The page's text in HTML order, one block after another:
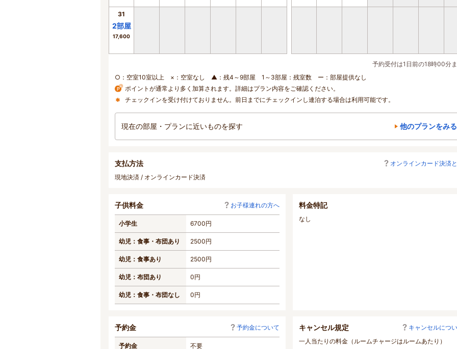
31
2部屋
17,600
予約受付は1日前の18時00分
○：空室10室以上 ×：空室なし ▲：残4～9部屋 1～3部屋：残室数 ー：部屋提供なし
ポイントが通常より多く加算されます。詳細はプラン内容をご確認ください。
チェックインを受け付けておりません。前日までにチェックインし連泊する場合は利用可能です。
現在の部屋・プランに近いものを探す 他のプランをみる
支払方法
オンラインカード決済
現地決済 / オンラインカード決済
子供料金 お子様連れの方へ
小学生 6700円
幼児：食事・布団あり 2500円
幼児：食事あり 2500円
幼児：布団あり 0円
幼児：食事・布団なし 0円
料金特記
なし
予約金 予約金について
予約金 不要
キャンセル規定
キャンセルにつ
一人当たりの料金（ルームチャージはルームあたり）